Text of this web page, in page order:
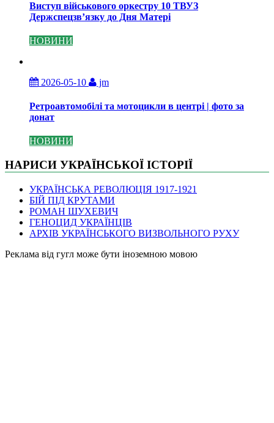
Виступ військового оркестру 10 ТВУЗ
Держспецзв’язку до Дня Матері
НОВИНИ
2026-05-10 jm
Ретроавтомобілі та мотоцикли в центрі | фото за
донат
НОВИНИ
НАРИСИ УКРАЇНСЬКОЇ ІСТОРІЇ
УКРАЇНСЬКА РЕВОЛЮЦІЯ 1917-1921
БІЙ ПІД КРУТАМИ
РОМАН ШУХЕВИЧ
ГЕНОЦИД УКРАЇНЦІВ
АРХІВ УКРАЇНСЬКОГО ВИЗВОЛЬНОГО РУХУ
Pеклама від гугл може бути іноземною мовою